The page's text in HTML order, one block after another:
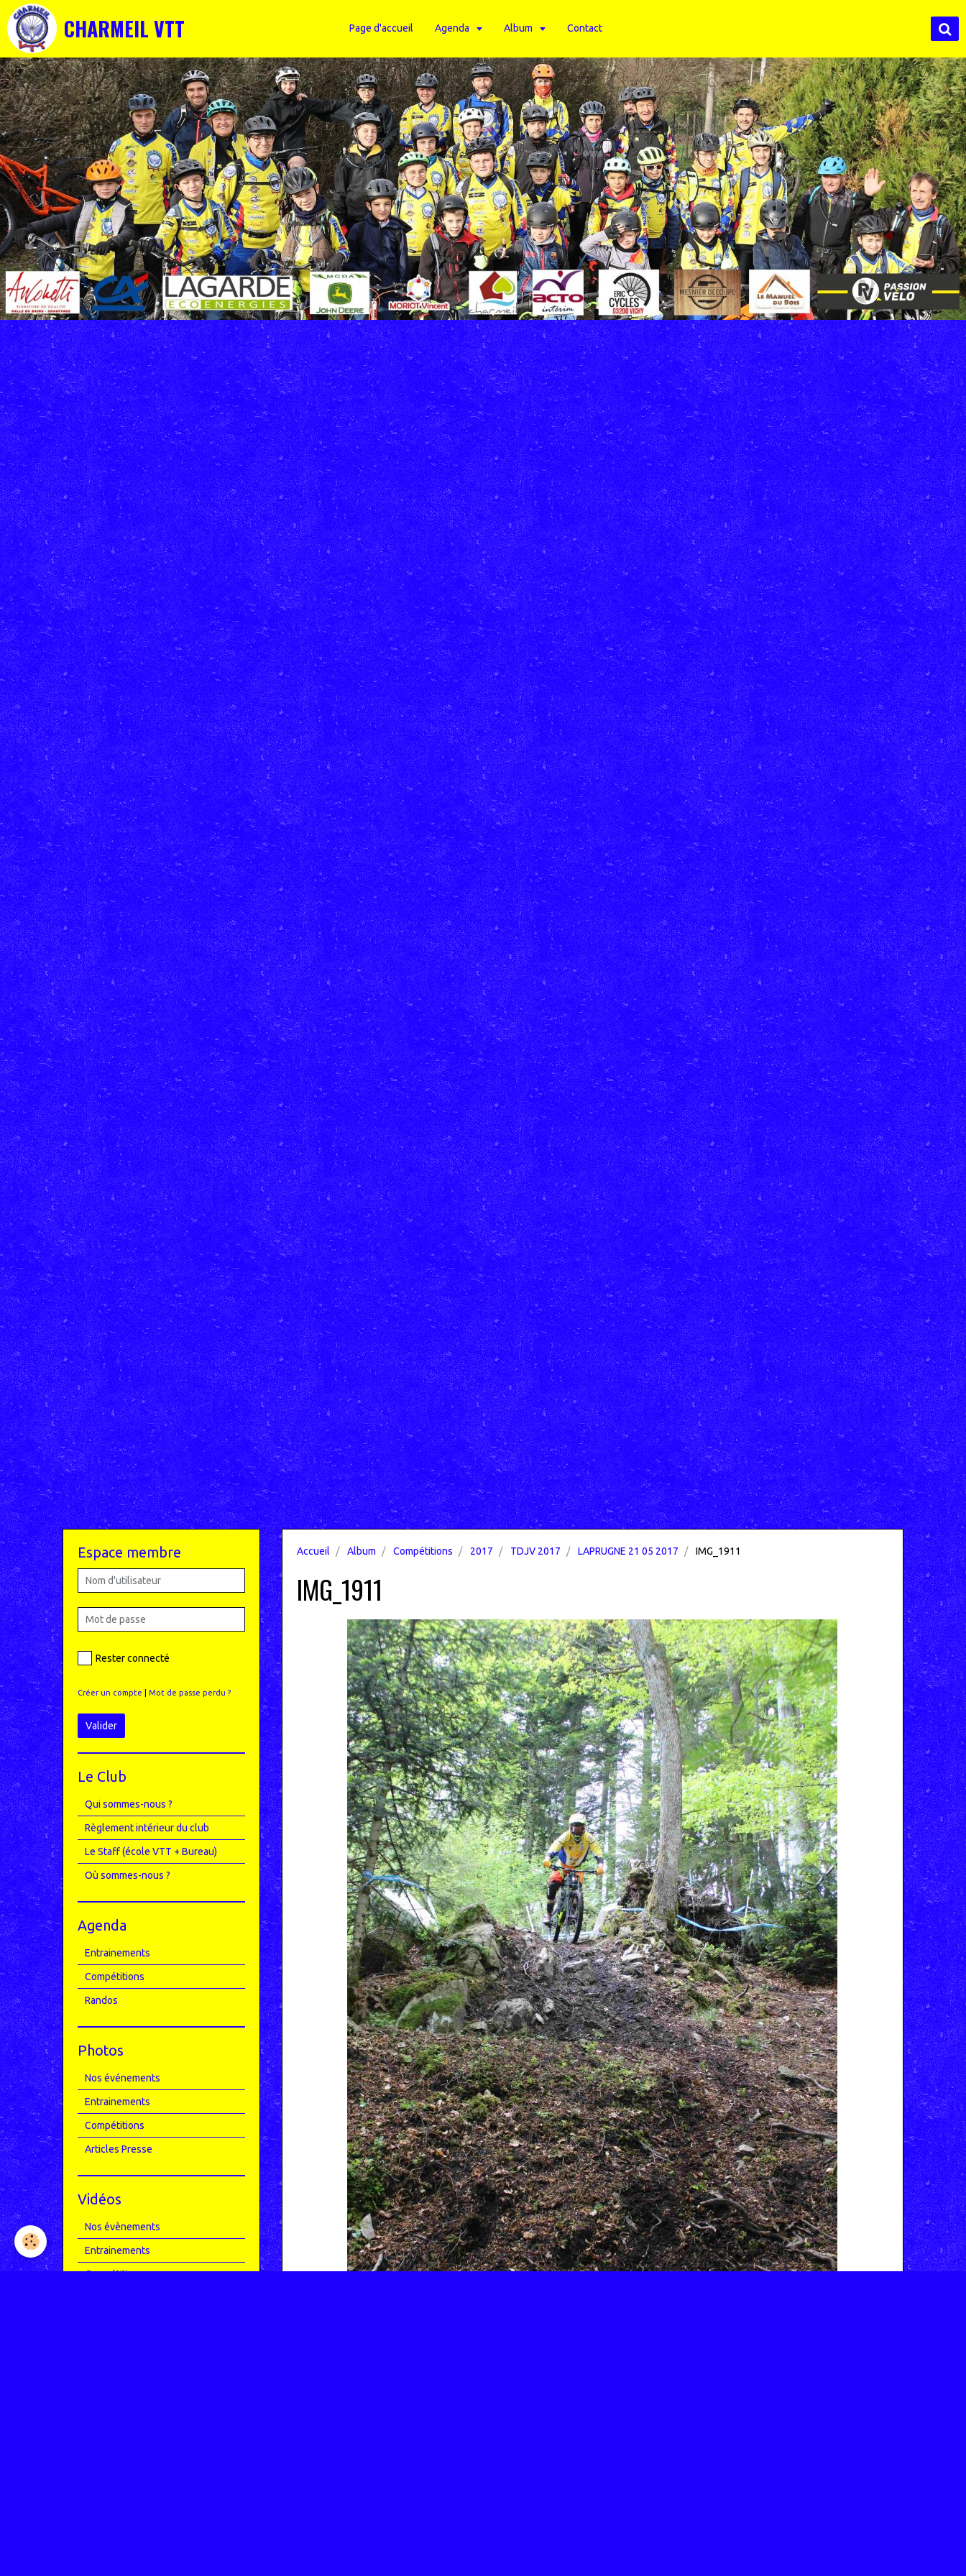
CHARMEIL VTT Page d'accueil Agenda Album Contact
Accueil Album Compétitions 2017 TDJV 2017 LAPRUGNE 21 05 2017 IMG_1911
IMG_1911
Espace membre
Rester connecté
Créer un compte Mot de passe perdu ?
Valider
Le Club
Qui sommes-nous ?
Règlement intérieur du club
Le Staff (école VTT + Bureau)
Où sommes-nous ?
Agenda
Entrainements
Compétitions
Randos
Photos
Nos événements
Entrainements
Compétitions
Articles Presse
Vidéos
Nos évènements
Entrainements
Compétitions